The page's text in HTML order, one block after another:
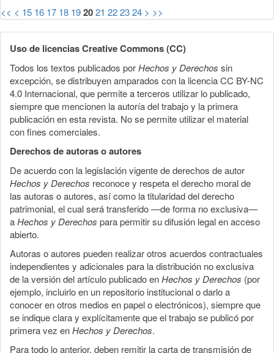
<< < 15 16 17 18 192021 222324 > >>
Uso de licencias Creative Commons (CC)
Todos los textos publicados porHechos y Derechos sin
excepción, se distribuyen amparados con la licencia CC BY-NC
4.0 Internacional, que permite a terceros utilizar lo publicado,
siempre que mencionen la autoría del trabajo y la primera
publicación en esta revista. No se permite utilizar el material
con fines comerciales.
Derechos de autoras o autores
De acuerdo con la legislación vigente de derechos de autor
Hechos y Derechos reconoce y respeta el derecho moral de
las autoras o autores, así como la titularidad del derecho
patrimonial, el cual será transferido —de forma no exclusiva—
aHechos y Derechos para permitir su difusión legal en acceso
abierto.
Autoras o autores pueden realizar otros acuerdos contractuales
independientes y adicionales para la distribución no exclusiva
de la versión del artículo publicado enHechos y Derechos (por
ejemplo, incluirlo en un repositorio institucional o darlo a
conocer en otros medios en papel o electrónicos), siempre que
se indique clara y explícitamente que el trabajo se publicó por
primera vez enHechos y Derechos.
Para todo lo anterior, deben remitir la carta de transmisión de